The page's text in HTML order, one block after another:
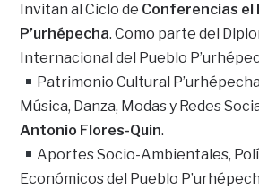
Invitan al Ciclo de Conferencias el
P’urhépecha. Como parte del
Internacional del Pueblo
Patrimonio Cultural
Música, Danza, Modas y Redes
Antonio Flores-Quin.
Aportes Socio-Ambientales,
Económicos del Pueblo